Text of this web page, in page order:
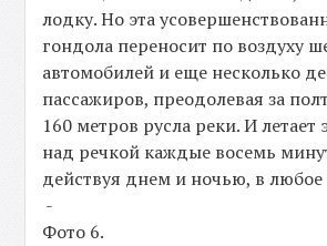
лодку. Но эта
гондола переносит по воздуху
автомобилей и еще несколько
пассажиров, преодолевая за
160 метров русла реки. И летает
над речкой каждые восемь
действуя днем и ночью, в любое
-
Фото 6.